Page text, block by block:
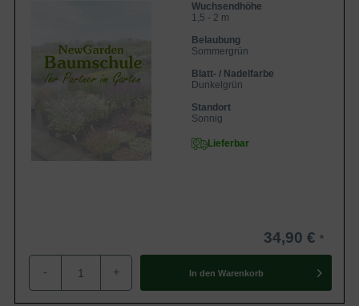
Wuchsendhöhe
1,5 - 2 m
Belaubung
Sommergrün
Blatt- / Nadelfarbe
Dunkelgrün
Standort
Sonnig
Lieferbar
34,90 €
- + In den Warenkorb